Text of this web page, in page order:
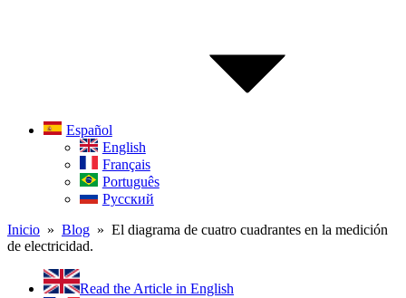
Español
English
Français
Português
Русский
Inicio » Blog » El diagrama de cuatro cuadrantes en la medición
de electricidad.
Read the Article in English